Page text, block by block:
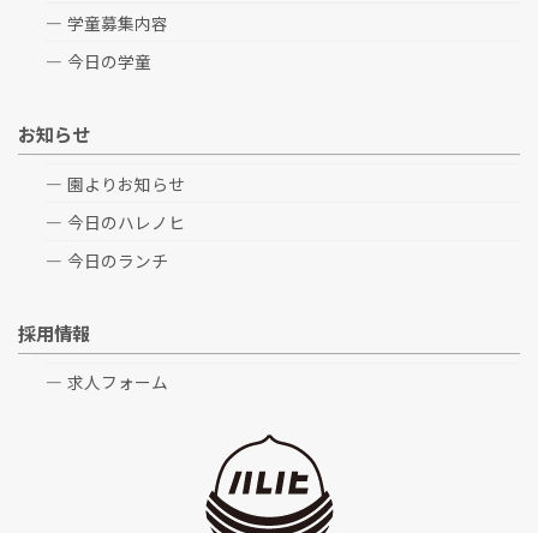
学童募集内容
今日の学童
お知らせ
園よりお知らせ
今日のハレノヒ
今日のランチ
採用情報
求人フォーム